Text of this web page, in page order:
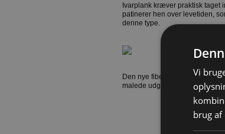
Ivarplank kræver praktisk taget
patinerer hen over levetiden,
denne type.
Den nye fibercementplanke
malede udgaver.
Vi
brug af